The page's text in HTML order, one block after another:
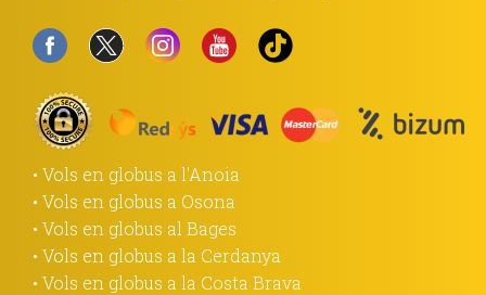
• Vols en globus a l'Anoia
• Vols en globus a Osona
• Vols en globus al Bages
• Vols en globus a la Cerdanya
• Vols en globus a la Costa Brava